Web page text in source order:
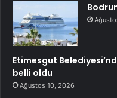
Etimesgut
belli oldu
Ağustos 10, 2026